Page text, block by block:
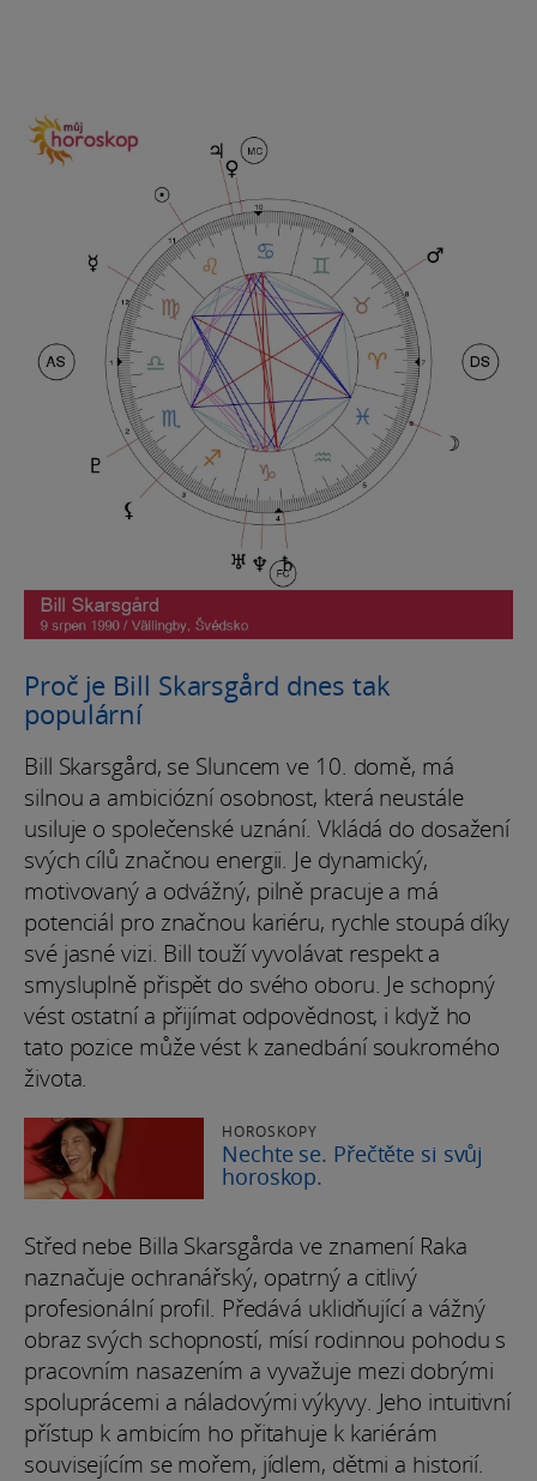
Proč je Bill Skarsgård dnes tak
populární
Bill Skarsgård, se Sluncem ve 10. domě, má
silnou a ambiciózní osobnost, která neustále
usiluje o společenské uznání. Vkládá do dosažení
svých cílů značnou energii. Je dynamický,
motivovaný a odvážný, pilně pracuje a má
potenciál pro značnou kariéru, rychle stoupá díky
své jasné vizi. Bill touží vyvolávat respekt a
smysluplně přispět do svého oboru. Je schopný
vést ostatní a přijímat odpovědnost, i když ho
tato pozice může vést k zanedbání soukromého
života.
HOROSKOPY
Nechte se. Přečtěte si svůj
horoskop.
Střed nebe Billa Skarsgårda ve znamení Raka
naznačuje ochranářský, opatrný a citlivý
profesionální profil. Předává uklidňující a vážný
obraz svých schopností, mísí rodinnou pohodu s
pracovním nasazením a vyvažuje mezi dobrými
spoluprácemi a náladovými výkyvy. Jeho intuitivní
přístup k ambicím ho přitahuje k kariérám
souvisejícím se mořem, jídlem, dětmi a historií.